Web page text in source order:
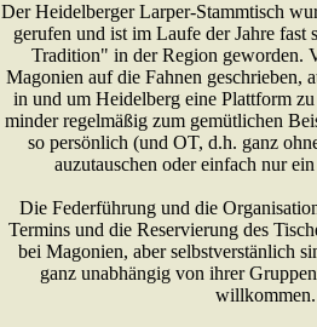
Der Heidelberger Larper-Stammtisch
gerufen und ist im Laufe der Jahre fast
Tradition" in der Region geworden.
Magonien auf die Fahnen geschrieben,
in und um Heidelberg eine Plattform
minder regelmäßig zum gemütlichen
so persönlich (und OT, d.h. ganz
auzutauschen oder einfach nur
Die Federführung und die
Termins und die Reservierung des
bei Magonien, aber selbstverstänlich
ganz unabhängig von ihrer
willkommen.